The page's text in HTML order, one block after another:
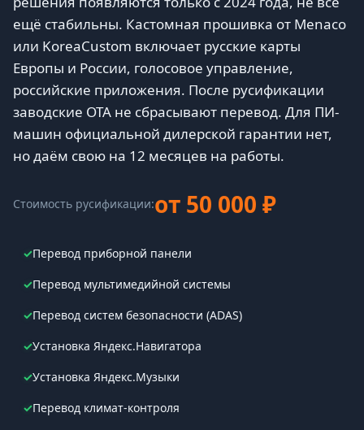
ещё стабильны. Кастомная прошивка от Menaco
или KoreaCustom включает русские карты
Европы и России, голосовое управление,
российские приложения. После русификации
заводские OTA не сбрасывают перевод. Для ПИ-
машин официальной дилерской гарантии нет,
но даём свою на 12 месяцев на работы.
Стоимость русификации:от 50 000 ₽
✓Перевод приборной панели
✓Перевод мультимедийной системы
✓Перевод систем безопасности (ADAS)
✓Установка Яндекс.Навигатора
✓Установка Яндекс.Музыки
✓Перевод климат-контроля